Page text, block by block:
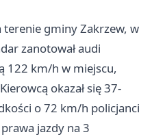
terenie gminy Zakrzew, w
zanotował audi
122 km/h w miejscu,
okazał się 37-
o 72 km/h policjanci
jazdy na 3